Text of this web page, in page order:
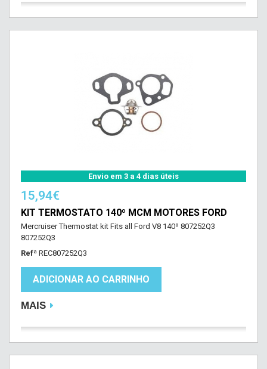
Envio em 3 a 4 dias úteis
15,94€
KIT TERMOSTATO 140º MCM MOTORES FORD
Mercruiser Thermostat kit Fits all Ford V8 140º 807252Q3
807252Q3
Refª REC807252Q3
ADICIONAR AO CARRINHO
MAIS